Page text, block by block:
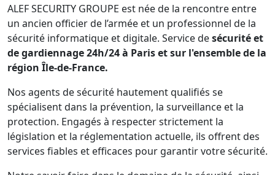
ALEF SECURITY GROUPE est née de la rencontre entre
un ancien officier de l’armée et un professionnel de la
sécurité informatique et digitale. Service desécurité et
de gardiennage 24h/24 à Paris et sur l'ensemble de la
région Île-de-France.
Nos agents de sécurité hautement qualifiés se
spécialisent dans la prévention, la surveillance et la
protection. Engagés à respecter strictement la
législation et la réglementation actuelle, ils offrent des
services fiables et efficaces pour garantir votre sécurité.